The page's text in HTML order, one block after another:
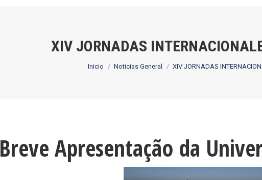
XIV JORNADAS
Estás aquí:
Inicio Noticias General XIV JORNADAS
Breve Apresentação da